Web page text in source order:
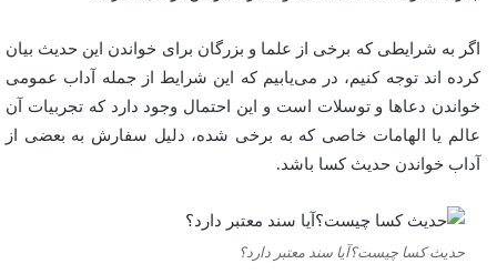
اگر به شرایطی که برخی از علما و بزرگان برای خواندن این حدیث بیان
کرده اند توجه کنیم، در می‌یابیم که این شرایط از جمله آداب عمومی
خواندن دعا‌ها و توسلات است و این احتمال وجود دارد که تجربیات آن
عالم یا الهامات خاصی که به برخی شده، دلیل سفارش به بعضی از
آداب خواندن حدیث کسا باشد.
حدیث کسا چیست؟آیا سند معتبر دارد؟